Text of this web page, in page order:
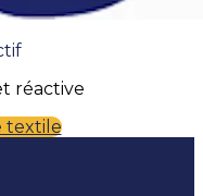
réactive
textile